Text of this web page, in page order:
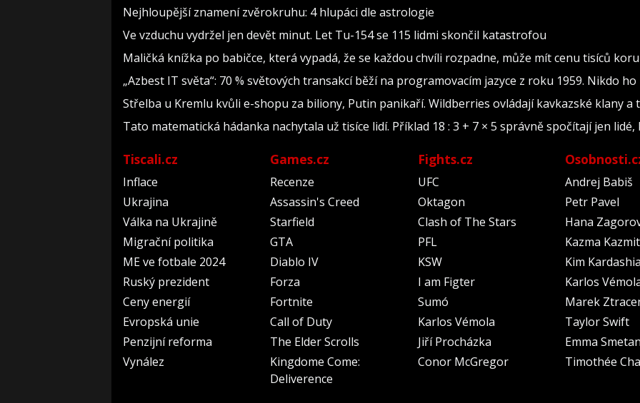
Nejhloupější znamení zvěrokruhu: 4 hlupáci dle astrologie
Ve vzduchu vydržel jen devět minut. Let Tu-154 se 115 lidmi skončil katastrofou
Maličká knížka po babičce, která vypadá, že se každou chvíli rozpadne, může mít cenu tisíců
„Azbest IT světa“: 70 % světových transakcí běží na programovacím jazyce z roku 1959. Nikdo
Střelba u Kremlu kvůli e-shopu za biliony, Putin panikaří. Wildberries ovládají kavkazské klany a
Tato matematická hádanka nachytala už tisíce lidí. Příklad 18 : 3 + 7 × 5 správně spočítají jen
Tiscali.cz
Inflace
Ukrajina
Válka na Ukrajině
Migrační politika
ME ve fotbale 2024
Ruský prezident
Ceny energií
Evropská unie
Penzijní reforma
Vynález
Games.cz
Recenze
Assassin's Creed
Starfield
GTA
Diablo IV
Forza
Fortnite
Call of Duty
The Elder Scrolls
Kingdome Come:
Deliverence
Fights.cz
UFC
Oktagon
Clash of The Stars
PFL
KSW
I am Figter
Sumó
Karlos Vémola
Jiří Procházka
Conor McGregor
Andrej Babiš
Petr Pavel
Hana
Kazma
Kim
Karlos
Marek
Taylor Swift
Emma
Timothée